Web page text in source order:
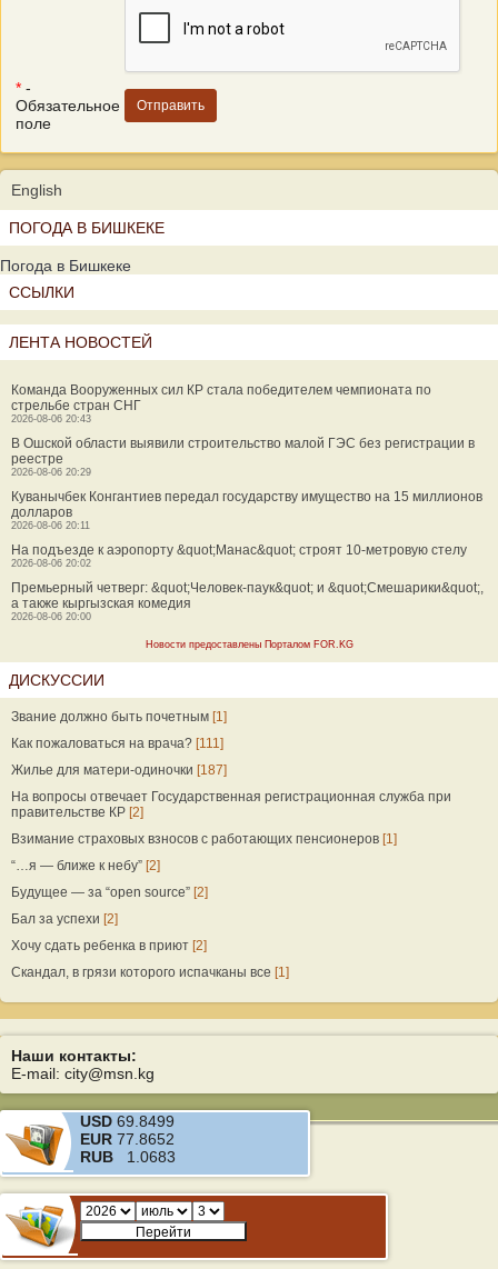
* -
Обязательное
поле
English
ПОГОДА В БИШКЕКЕ
Погода в Бишкеке
ССЫЛКИ
ЛЕНТА НОВОСТЕЙ
Команда Вооруженных сил КР стала победителем чемпионата по
стрельбе стран СНГ
2026-08-06 20:43
В Ошской области выявили строительство малой ГЭС без регистрации в
реестре
2026-08-06 20:29
Куванычбек Конгантиев передал государству имущество на 15 миллионов
долларов
2026-08-06 20:11
На подъезде к аэропорту &quot;Манас&quot; строят 10-метровую стелу
2026-08-06 20:02
Премьерный четверг: &quot;Человек-паук&quot; и &quot;Смешарики&quot;,
а также кыргызская комедия
2026-08-06 20:00
Новости предоставлены Порталом FOR.KG
ДИСКУССИИ
Звание должно быть почетным [1]
Как пожаловаться на врача? [111]
Жилье для матери-одиночки [187]
На вопросы отвечает Государственная регистрационная служба при
правительстве КР [2]
Взимание страховых взносов с работающих пенсионеров [1]
“…я — ближе к небу” [2]
Будущее — за “open source” [2]
Бал за успехи [2]
Хочу сдать ребенка в приют [2]
Скандал, в грязи которого испачканы все [1]
Наши контакты:
E-mail: city@msn.kg
USD 69.8499
EUR 77.8652
RUB 1.0683